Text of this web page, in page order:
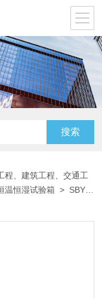
程、建筑工程、交通工
温恒湿试验箱 > SBY-